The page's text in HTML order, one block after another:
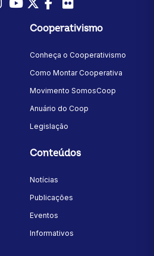
Instagram
YoutubeTwitter/X
Facebook
Cooperativismo
Conheça o Cooperativismo
Como Montar Cooperativa
Movimento SomosCoop
Anuário do Coop
Legislação
Conteúdos
Notícias
Publicações
Eventos
Informativos